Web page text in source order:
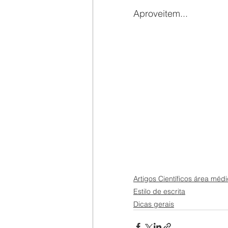
Aproveitem...
Artigos Científicos área
Estilo de escrita
Dicas gerais